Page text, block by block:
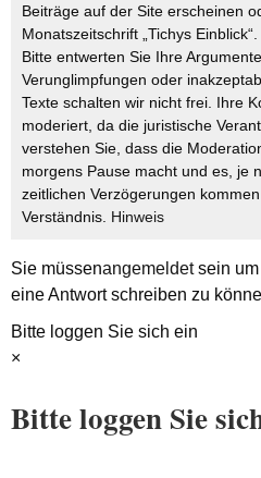
Beiträge auf der Site erscheinen
Monatszeitschrift „Tichys Einblick“.
Bitte entwerten Sie Ihre
Verunglimpfungen oder
Texte schalten wir nicht frei. Ihre
moderiert, da die juristische
verstehen Sie, dass die
morgens Pause macht und es, je
zeitlichen Verzögerungen
Verständnis. Hinweis
Sie müssenangemeldetsein um
eine Antwort schreiben zu
Bitte loggen Sie sich ein
×
Bitte loggen Sie